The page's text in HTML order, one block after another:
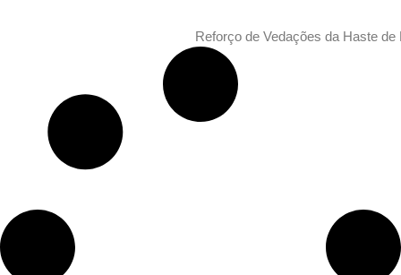
Reforço de Vedações da Haste